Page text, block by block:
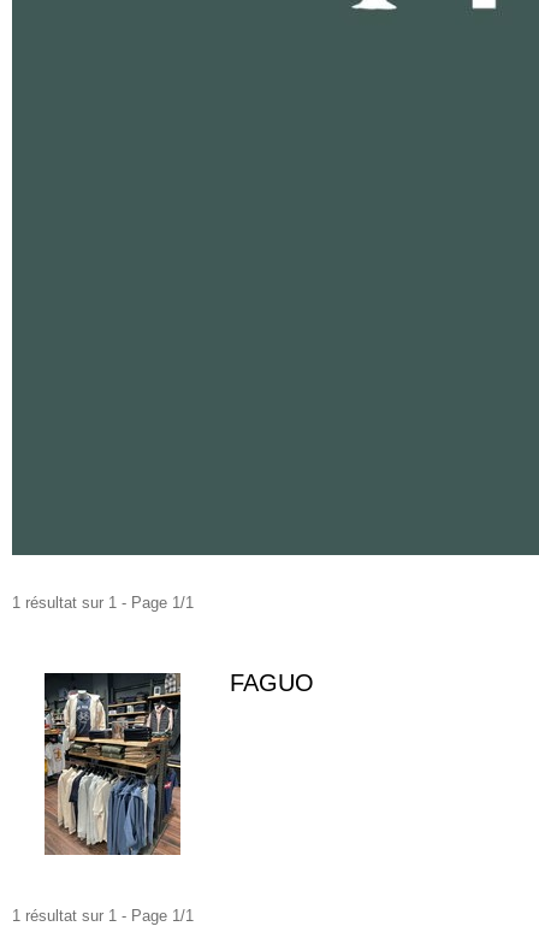
1 résultat sur 1 - Page 1/1
FAGUO
1 résultat sur 1 - Page 1/1